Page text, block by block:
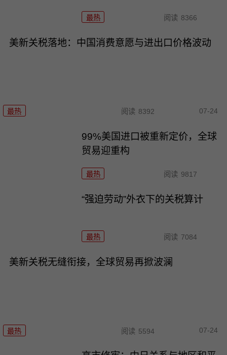
最热 阅读 8366
美新关税落地：中国消费意愿与进出口价格波动
最热 阅读 8392 07-24
99%美国进口被重新定价，全球
贸易迎重构
最热 阅读 9817
“强迫劳动”外衣下的关税算计
最热 阅读 7084
美新关税无缝衔接，全球贸易再掀波澜
最热 阅读 5594 07-24